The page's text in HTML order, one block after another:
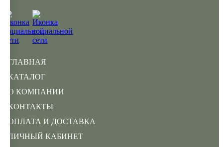
ГЛАВНАЯ
КАТАЛОГ
О КОМПАНИИ
КОНТАКТЫ
ОПЛАТА И ДОСТАВКА
ЛИЧНЫЙ КАБИНЕТ